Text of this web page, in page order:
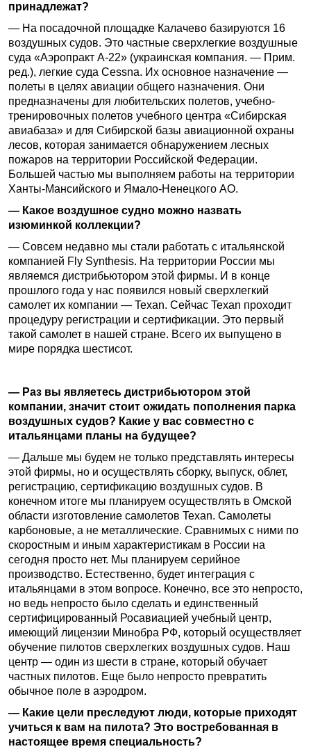
принадлежат?
— На посадочной площадке Калачево базируются 16
воздушных судов. Это частные сверхлегкие воздушные
суда «Аэропракт А-22» (украинская компания. — Прим.
ред.), легкие суда Cessna. Их основное назначение —
полеты в целях авиации общего назначения. Они
предназначены для любительских полетов, учебно-
тренировочных полетов учебного центра «Сибирская
авиабаза» и для Сибирской базы авиационной охраны
лесов, которая занимается обнаружением лесных
пожаров на территории Российской Федерации.
Большей частью мы выполняем работы на территории
Ханты-Мансийского и Ямало-Ненецкого АО.
— Какое воздушное судно можно назвать
изюминкой коллекции?
— Совсем недавно мы стали работать с итальянской
компанией Fly Synthesis. На территории России мы
являемся дистрибьютором этой фирмы. И в конце
прошлого года у нас появился новый сверхлегкий
самолет их компании — Texan. Сейчас Texan проходит
процедуру регистрации и сертификации. Это первый
такой самолет в нашей стране. Всего их выпущено в
мире порядка шестисот.
— Раз вы являетесь дистрибьютором этой
компании, значит стоит ожидать пополнения парка
воздушных судов? Какие у вас совместно с
итальянцами планы на будущее?
— Дальше мы будем не только представлять интересы
этой фирмы, но и осуществлять сборку, выпуск, облет,
регистрацию, сертификацию воздушных судов. В
конечном итоге мы планируем осуществлять в Омской
области изготовление самолетов Texan. Самолеты
карбоновые, а не металлические. Сравнимых с ними по
скоростным и иным характеристикам в России на
сегодня просто нет. Мы планируем серийное
производство. Естественно, будет интеграция с
итальянцами в этом вопросе. Конечно, все это непросто,
но ведь непросто было сделать и единственный
сертифицированный Росавиацией учебный центр,
имеющий лицензии Минобра РФ, который осуществляет
обучение пилотов сверхлегких воздушных судов. Наш
центр — один из шести в стране, который обучает
частных пилотов. Еще было непросто превратить
обычное поле в аэродром.
— Какие цели преследуют люди, которые приходят
учиться к вам на пилота? Это востребованная в
настоящее время специальность?